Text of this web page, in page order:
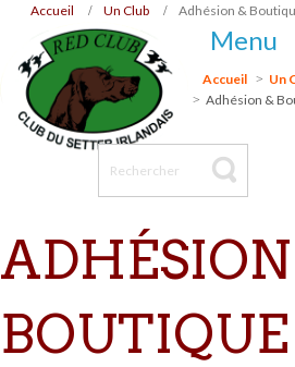
Accueil Un Club Adhésion &
Menu
Accueil
Un
Adhésion &
BOUTIQUE